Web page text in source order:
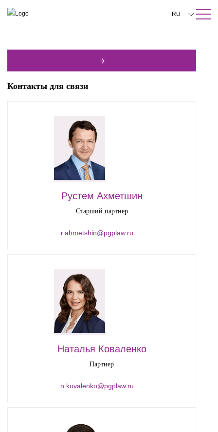
ПОИСК ПО САЙТУ Закрыть
RU
한국어
Контакты для связи
Рустем Ахметшин
Старший партнер
r.ahmetshin@pgplaw.ru
Наталья Коваленко
Партнер
n.kovalenko@pgplaw.ru